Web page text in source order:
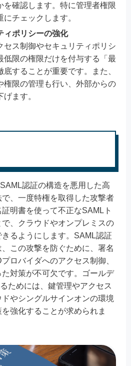
を確認します。特に管理者権限
チェックします。
ィポリシーの強化
セス制御やセキュリティポリシ
低限の権限だけを付与する「最
することが重要です。また、
権限の管理も行い、外部からの
ます。
認証の構造を悪用した高
、一度特権を取得した攻撃者
明書を使って不正なSAMLト
、クラウドやオンプレミスの
るようにします。SAML認証
この攻撃を防ぐために、署名
ロバイダへのアクセス制御、
対策が不可欠です。ゴールデ
ためには、鍵管理やアクセス
やシングルサインオンの環境
強化することが求められま